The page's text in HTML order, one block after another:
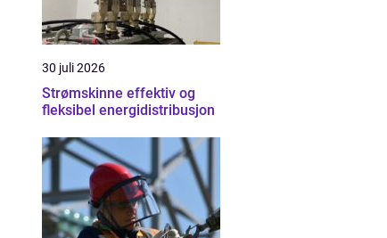
30 juli 2026
Strømskinne effektiv og
fleksibel energidistribusjon